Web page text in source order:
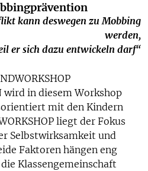
kann deswegen zu Mobbing
werden,
er sich dazu entwickeln darf“
wird in diesem Workshop
mit den Kindern
liegt der Fokus
Selbstwirksamkeit und
Faktoren hängen eng
Klassengemeinschaft